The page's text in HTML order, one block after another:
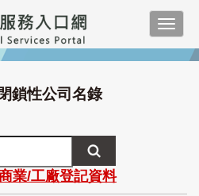
閉鎖性公司名錄
業/工廠登記資料